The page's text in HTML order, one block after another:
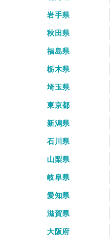
岩手県
秋田県
福島県
栃木県
埼玉県
東京都
新潟県
石川県
山梨県
岐阜県
愛知県
滋賀県
大阪府